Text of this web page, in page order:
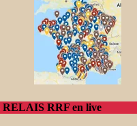
RRF en live